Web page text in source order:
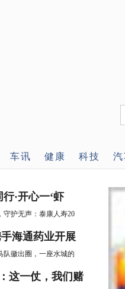
车讯 健康 科技
·开心一‘虾
守护无声：泰康人寿20
海通药业开展
队徽出圈，一座水城的
这一仗，我们赌